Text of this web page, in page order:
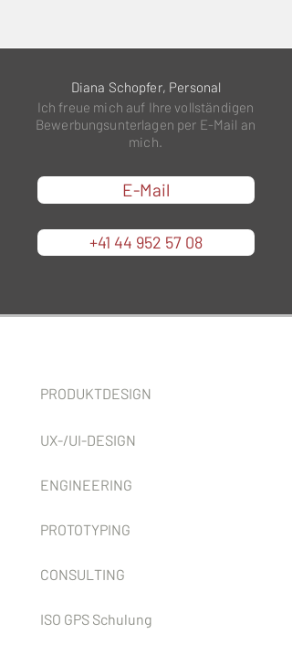
Diana Schopfer, Personal
Ich freue mich auf Ihre vollständigen
Bewerbungsunterlagen per E-Mail an
mich.
E-Mail
+41 44 952 57 08
PRODUKTDESIGN
ENGINEERING
PROTOTYPING
ISO GPS Schulung
CONSULTING
UX-/UI-DESIGN